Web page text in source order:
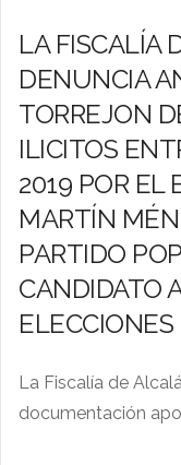
LA FISCALÍA
DENUNCIA
TORREJON
ILICITOS
2019 POR EL
MARTÍN
PARTIDO
CANDIDATO
ELECCIONES
La Fiscalía de
documentación